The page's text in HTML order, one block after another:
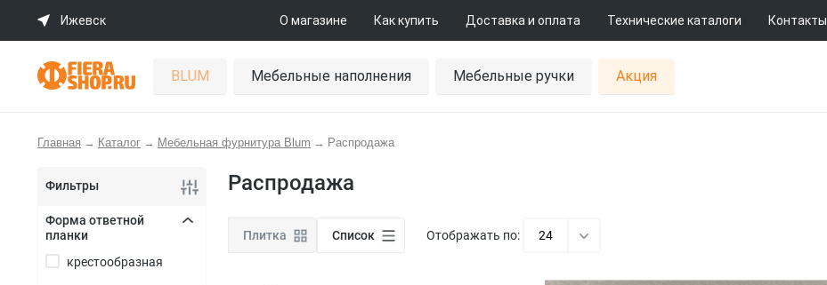
Ижевск О магазине Как купить Доставка и оплата Технические каталоги Контакты
BLUM Мебельные наполнения Мебельные ручки Акция
Главная → Каталог → Мебельная фурнитура Blum → Распродажа
Фильтры
Форма ответной
планки
крестообразная
Распродажа
Плитка Список Отображать по: 24